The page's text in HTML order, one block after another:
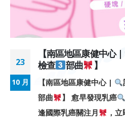
23
10 月
【南區地區康健中心 |
檢查
部曲 】
【南區地區康健中心 |
部曲
】 愈早發現乳癌
逢國際乳癌關注月
，